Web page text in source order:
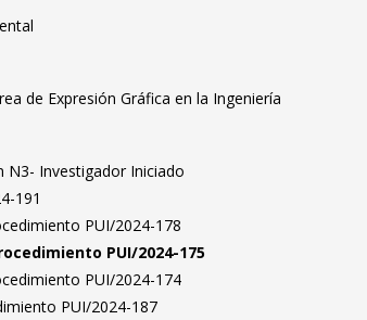
de Expresión Gráfica en la Ingeniería
N3- Investigador Iniciado
191
PUI/2024-178
PUI/2024-175
PUI/2024-174
PUI/2024-187